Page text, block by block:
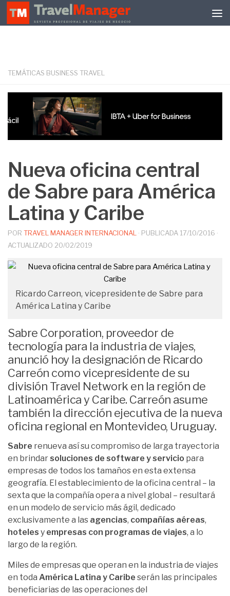
Debajo del contenido
TEMÁTICAS BUSINESS TRAVEL
Nueva oficina central
de Sabre para América
Latina y Caribe
POR TRAVEL MANAGER INTERNACIONAL · PUBLICADA 17/10/2016 ·
ACTUALIZADO 20/02/2019
Ricardo Carreon, vicepresidente de Sabre para
América Latina y Caribe
Sabre Corporation, proveedor de
tecnología para la industria de viajes,
anunció hoy la designación de Ricardo
Carreón como vicepresidente de su
división Travel Network en la región de
Latinoamérica y Caribe. Carreón asume
también la dirección ejecutiva de la nueva
oficina regional en Montevideo, Uruguay.
Sabre renueva así su compromiso de larga trayectoria
en brindarsoluciones de software y servicio para
empresas de todos los tamaños en esta extensa
geografía. El establecimiento de la oficina central – la
sexta que la compañía opera a nivel global – resultará
en un modelo de servicio más ágil, dedicado
exclusivamente a las agencias, compañías aéreas,
hoteles y empresas con programas de viajes, a lo
largo de la región.
Miles de empresas que operan en la industria de viajes
en toda América Latina y Caribe serán las principales
beneficiarias de las operaciones del